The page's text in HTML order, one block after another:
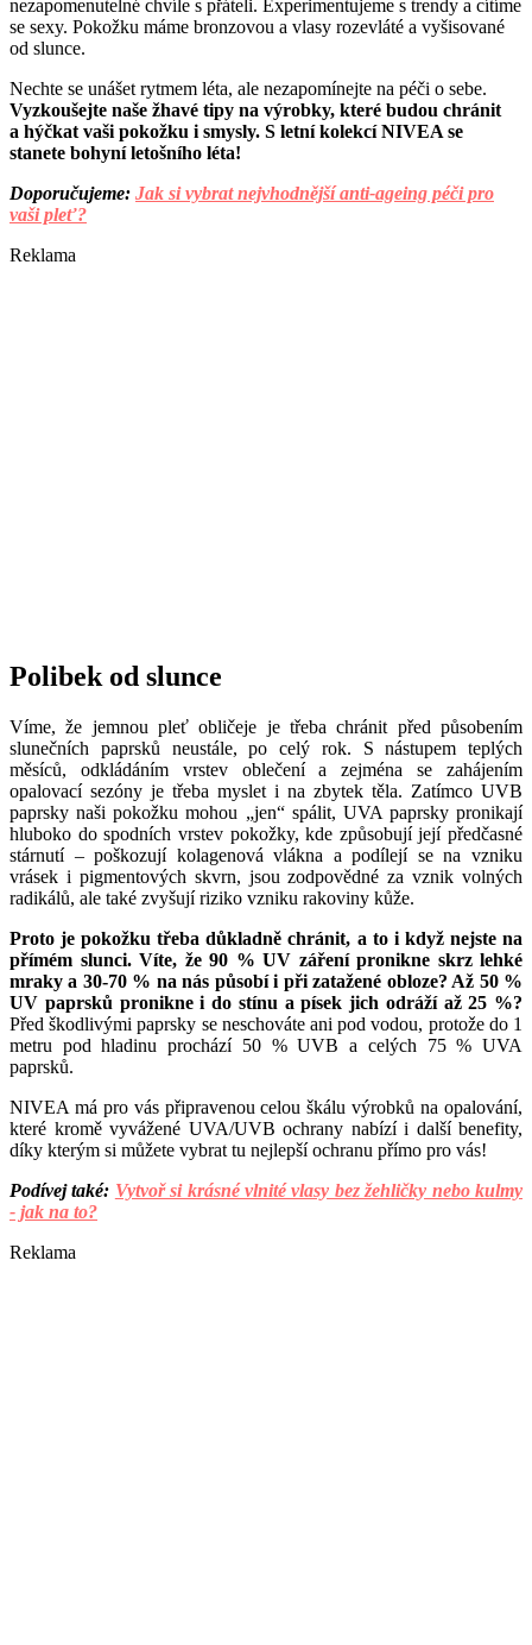
nezapomenutelné chvíle s přáteli. Experimentujeme s trendy a cítíme
se sexy. Pokožku máme bronzovou a vlasy rozevláté a vyšisované
od slunce.
Nechte se unášet rytmem léta, ale nezapomínejte na péči o sebe.
Vyzkoušejte naše žhavé tipy na výrobky, které budou chránit
a hýčkat vaši pokožku i smysly. S letní kolekcí NIVEA se
stanete bohyní letošního léta!
Doporučujeme: Jak si vybrat nejvhodnější anti-ageing péči pro
vaši pleť?
Reklama
Polibek od slunce
Víme, že jemnou pleť obličeje je třeba chránit před působením
slunečních paprsků neustále, po celý rok. S nástupem teplých
měsíců, odkládáním vrstev oblečení a zejména se zahájením
opalovací sezóny je třeba myslet i na zbytek těla. Zatímco UVB
paprsky naši pokožku mohou „jen“ spálit, UVA paprsky pronikají
hluboko do spodních vrstev pokožky, kde způsobují její předčasné
stárnutí – poškozují kolagenová vlákna a podílejí se na vzniku
vrásek i pigmentových skvrn, jsou zodpovědné za vznik volných
radikálů, ale také zvyšují riziko vzniku rakoviny kůže.
Proto je pokožku třeba důkladně chránit, a to i když nejste na
přímém slunci. Víte, že 90 % UV záření pronikne skrz lehké
mraky a 30-70 % na nás působí i při zatažené obloze? Až 50 %
UV paprsků pronikne i do stínu a písek jich odráží až 25 %?
Před škodlivými paprsky se neschováte ani pod vodou, protože do 1
metru pod hladinu prochází 50 % UVB a celých 75 % UVA
paprsků.
NIVEA má pro vás připravenou celou škálu výrobků na opalování,
které kromě vyvážené UVA/UVB ochrany nabízí i další benefity,
díky kterým si můžete vybrat tu nejlepší ochranu přímo pro vás!
Podívej také: Vytvoř si krásné vlnité vlasy bez žehličky nebo kulmy
- jak na to?
Reklama